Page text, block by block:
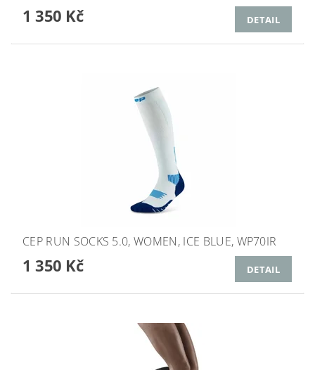
1 350 Kč DETAIL
CEP RUN SOCKS 5.0, WOMEN, ICE BLUE, WP70IR
1 350 Kč DETAIL